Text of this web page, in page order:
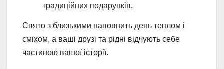
традиційних подарунків.
Свято з близькими наповнить день теплом і
сміхом, а ваші друзі та рідні відчують себе
частиною вашої історії.